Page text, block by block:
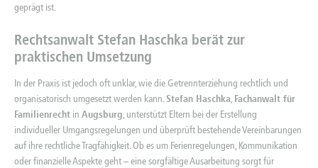
geprägt ist.
Rechtsanwalt Stefan Haschka berät zur
praktischen Umsetzung
In der Praxis ist jedoch oft unklar, wie dieGetrennterziehung rechtlich und
organisatorisch umgesetzt werden kann.Stefan Haschka, Fachanwalt für
Familienrecht in Augsburg, unterstützt Eltern bei der Erstellung
individueller Umgangsregelungen und überprüft bestehende Vereinbarungen
auf ihre rechtliche Tragfähigkeit. Ob es um Ferienregelungen, Kommunikation
oder finanzielle Aspekte geht – eine sorgfältige Ausarbeitung sorgt für